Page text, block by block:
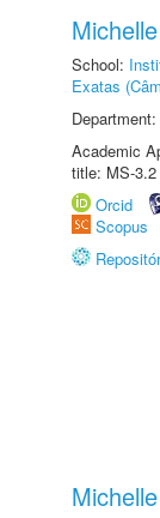
School:
Exatas
Department:
Academic
title: MS-3.2
Orcid
Scopus